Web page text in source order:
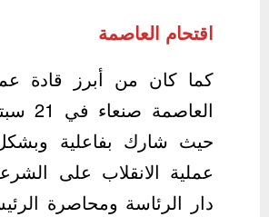
اقتحام العاصمة
كما كان من أبرز قادة
حيث شارك بفاعلية
عملية الانقلاب على
دار الرئاسة ومحاصرة